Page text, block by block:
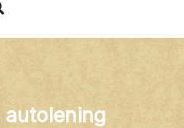
Button
autolening